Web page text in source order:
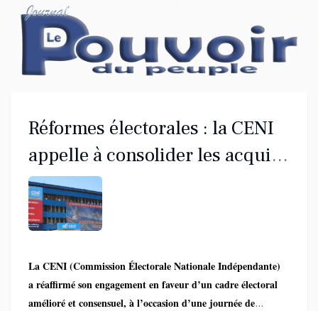
Réformes électorales : la CENI
appelle à consolider les acquis
en vue des scrutins de 2028
La CENI (Commission Électorale Nationale Indépendante)
a réaffirmé son engagement en faveur d’un cadre électoral
amélioré et consensuel, à l’occasion d’une journée de